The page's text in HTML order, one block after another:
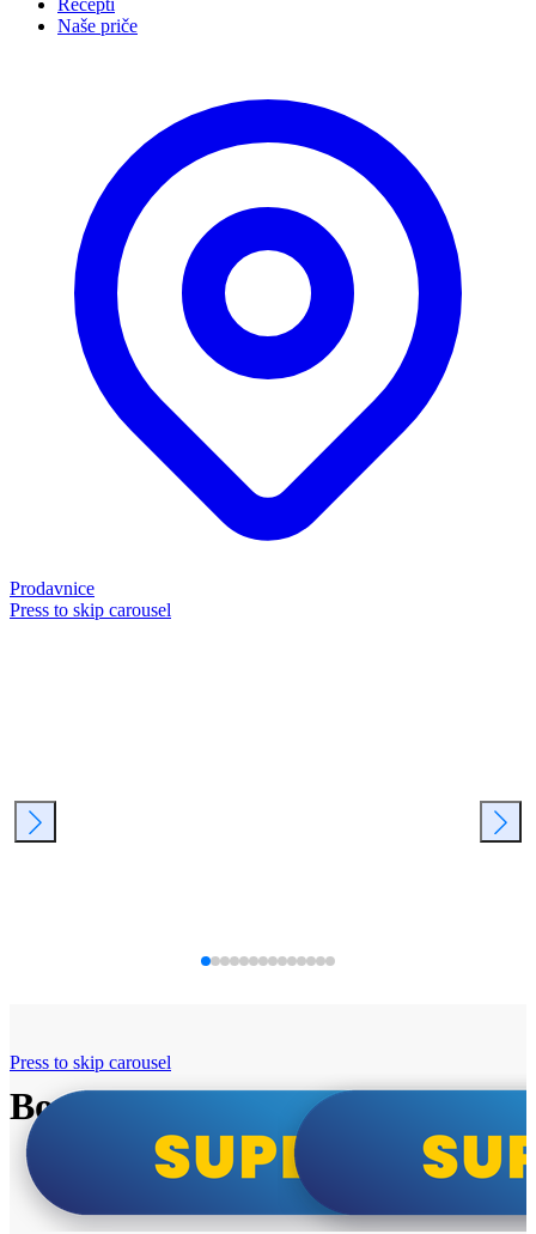
Recepti
Naše priče
Prodavnice
Press to skip carousel
Bosch super cene
Press to skip carousel